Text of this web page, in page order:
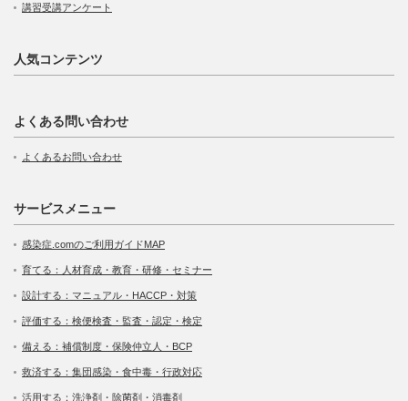
講習受講アンケート
人気コンテンツ
よくある問い合わせ
よくあるお問い合わせ
サービスメニュー
感染症.comのご利用ガイドMAP
育てる：人材育成・教育・研修・セミナー
設計する：マニュアル・HACCP・対策
評価する：検便検査・監査・認定・検定
備える：補償制度・保険仲立人・BCP
救済する：集団感染・食中毒・行政対応
活用する：洗浄剤・除菌剤・消毒剤